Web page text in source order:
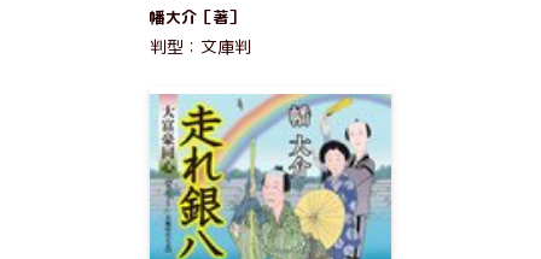
幡大介［著］
判型：文庫判